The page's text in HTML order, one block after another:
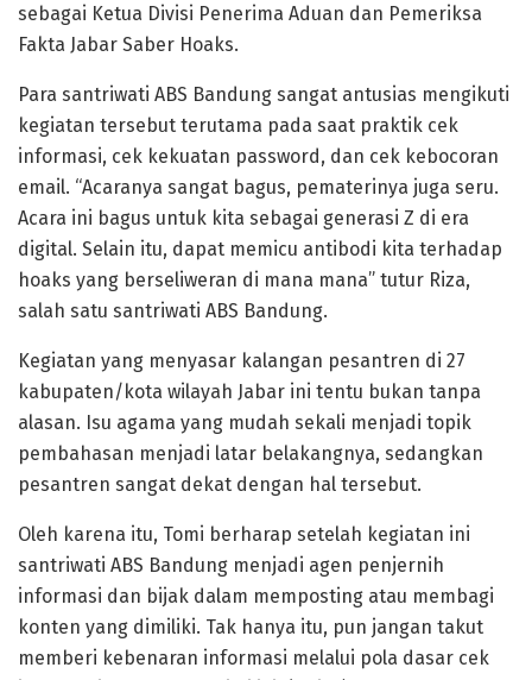
sebagai Ketua Divisi Penerima Aduan dan Pemeriksa
Fakta Jabar Saber Hoaks.
Para santriwati ABS Bandung sangat antusias mengikuti
kegiatan tersebut terutama pada saat praktik cek
informasi, cek kekuatan password, dan cek kebocoran
email. “Acaranya sangat bagus, pematerinya juga seru.
Acara ini bagus untuk kita sebagai generasi Z di era
digital. Selain itu, dapat memicu antibodi kita terhadap
hoaks yang berseliweran di mana mana” tutur Riza,
salah satu santriwati ABS Bandung.
Kegiatan yang menyasar kalangan pesantren di 27
kabupaten/kota wilayah Jabar ini tentu bukan tanpa
alasan. Isu agama yang mudah sekali menjadi topik
pembahasan menjadi latar belakangnya, sedangkan
pesantren sangat dekat dengan hal tersebut.
Oleh karena itu, Tomi berharap setelah kegiatan ini
santriwati ABS Bandung menjadi agen penjernih
informasi dan bijak dalam memposting atau membagi
konten yang dimiliki. Tak hanya itu, pun jangan takut
memberi kebenaran informasi melalui pola dasar cek